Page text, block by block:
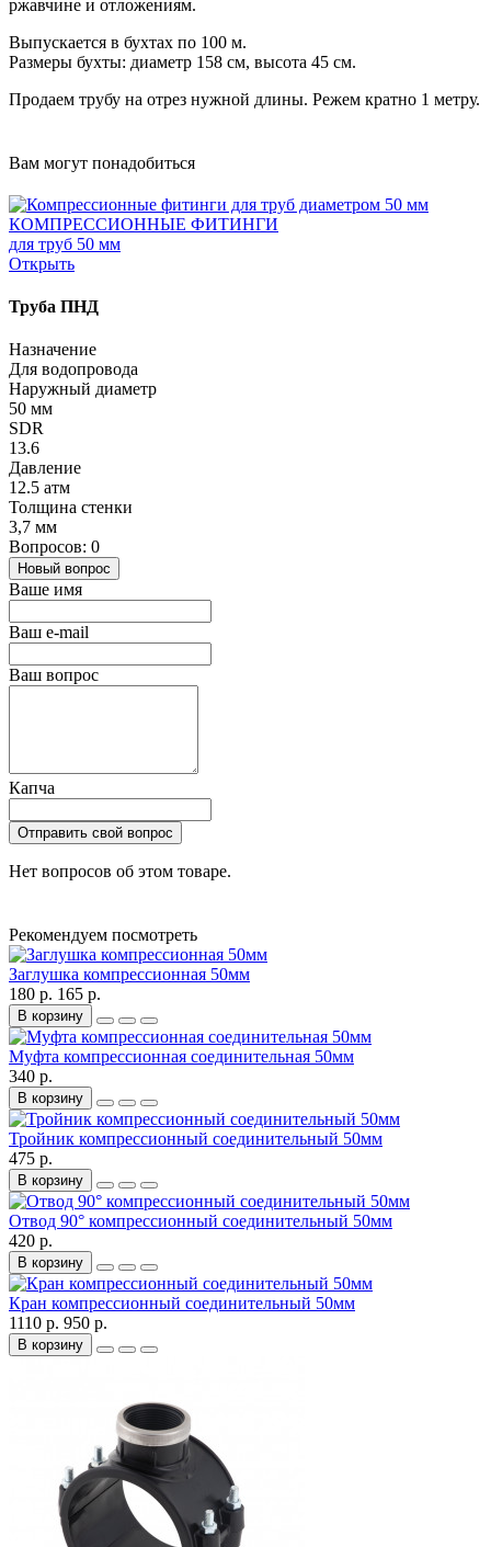
ржавчине и отложениям.
Выпускается в бухтах по 100 м.
Размеры бухты: диаметр 158 см, высота 45 см.
Продаем трубу на отрез нужной длины. Режем кратно 1 метру.
Вам могут понадобиться
КОМПРЕССИОННЫЕ ФИТИНГИ
для труб 50 мм
Открыть
Труба ПНД
Назначение
Для водопровода
Наружный диаметр
50 мм
SDR
13.6
Давление
12.5 атм
Толщина стенки
3,7 мм
Вопросов: 0
Новый вопрос
Ваше имя
Ваш e-mail
Ваш вопрос
Капча
Отправить свой вопрос
Нет вопросов об этом товаре.
Рекомендуем посмотреть
Заглушка компрессионная 50мм
180 р. 165 р.
В корзину
Муфта компрессионная соединительная 50мм
340 р.
В корзину
Тройник компрессионный соединительный 50мм
475 р.
В корзину
Отвод 90° компрессионный соединительный 50мм
420 р.
В корзину
Кран компрессионный соединительный 50мм
1110 р. 950 р.
В корзину